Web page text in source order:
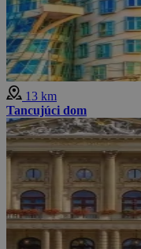
13 km
Tancujúci dom